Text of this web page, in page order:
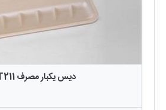
دیس یکبار مصرف MT211